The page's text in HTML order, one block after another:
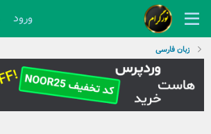
ورود
زبان فارسی